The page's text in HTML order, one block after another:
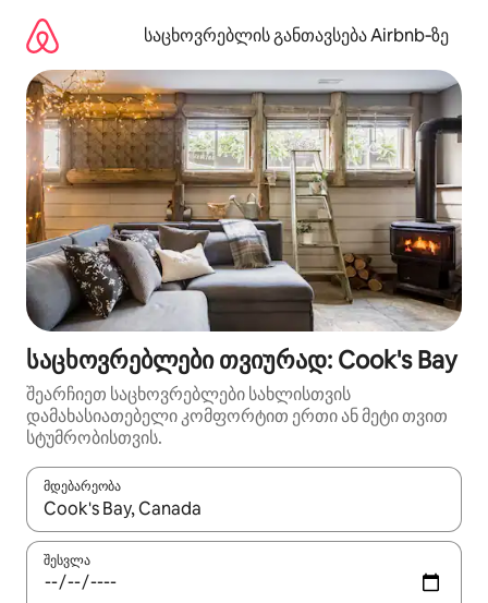
გადასვლა
საცხოვრებლის განთავსება Airbnb‑ზე
საცხოვრებლები თვიურად: Cook's Bay
შეარჩიეთ საცხოვრებლები სახლისთვის
დამახასიათებელი კომფორტით ერთი ან მეტი თვით
სტუმრობისთვის.
მდებარეობა
როცა შედეგები ხელმისაწვდომი გახდება, ნავიგაციისთვის
შესვლა